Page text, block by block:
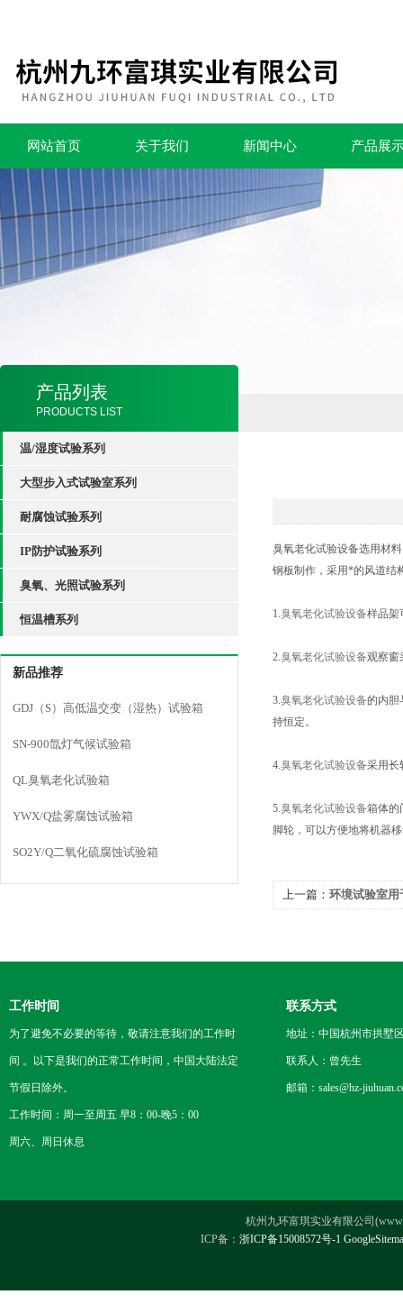
网站首页 关于我们 新闻中心 产品展
产品列表
PRODUCTS LIST
温/湿度试验系列
大型步入式试验室系列
耐腐蚀试验系列
IP防护试验系列
臭氧、光照试验系列
恒温槽系列
新品推荐
GDJ（S）高低温交变（湿热）试验箱
SN-900氙灯气候试验箱
QL臭氧老化试验箱
YWX/Q盐雾腐蚀试验箱
SO2Y/Q二氧化硫腐蚀试验箱
臭氧老化试验设备选用材
钢板制作，采用*的风道结
1.臭氧老化试验设备样品架
2.臭氧老化试验设备观察窗
3.臭氧老化试验设备的内胆
持恒定。
4.臭氧老化试验设备采用长
5.臭氧老化试验设备箱体的
脚轮，可以方便地将机器
上一篇： 环境试验室用
工作时间
为了避免不必要的等待，敬请注意我们的工作时
间 。以下是我们的正常工作时间，中国大陆法定
节假日除外。
工作时间：周一至周五 早8：00-晚5：00
周六、周日休息
联系方式
地址：中国杭州市拱墅
联系人：曾先生
邮箱：sales@hz-
杭州九环富琪实业有限公司
ICP备： 浙ICP备15008572号-1